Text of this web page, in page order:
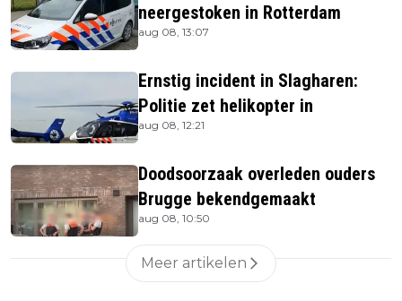
neergestoken in Rotterdam
aug 08, 13:07
Ernstig incident in Slagharen:
Politie zet helikopter in
aug 08, 12:21
Doodsoorzaak overleden ouders
Brugge bekendgemaakt
aug 08, 10:50
Meer artikelen